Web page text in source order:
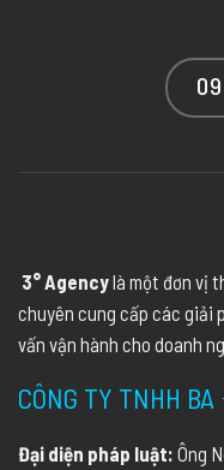
3° Agencylà một đơn vị
chuyên cung cấp các giải
vấn vận hành cho doanh
CÔNG TY TNHH
Đại diện pháp luật: Ông